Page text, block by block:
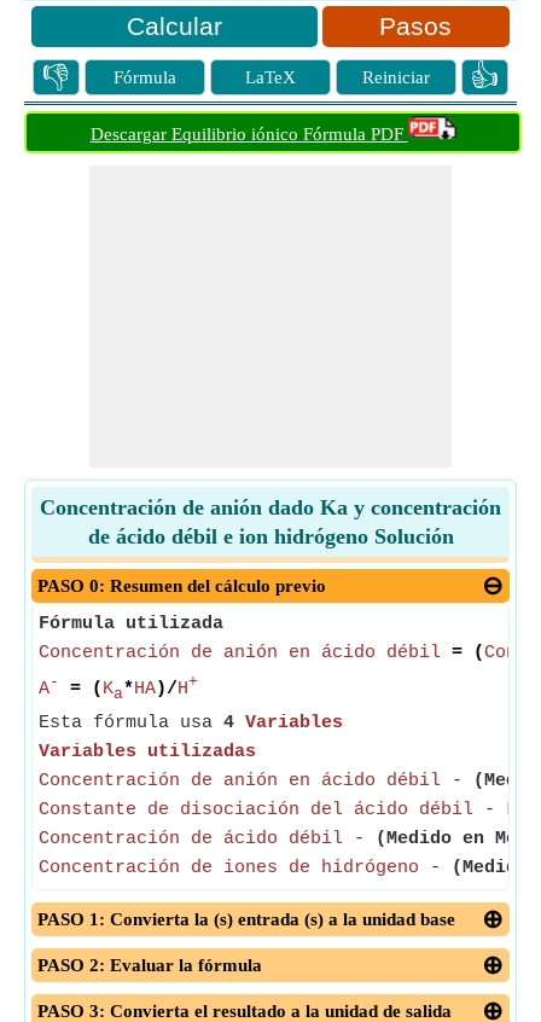
Pasos
👎 Fórmula LaTeX Reiniciar 👍
Descargar Equilibrio iónico Fórmula PDF
Concentración de anión dado Ka y concentración
de ácido débil e ion hidrógeno Solución
PASO 0: Resumen del cálculo previo
Fórmula utilizada
Concentración de anión en ácido débil = (
A- = ( Ka*HA)/H+
Esta fórmula usa 4 Variables
Variables utilizadas
Concentración de anión en ácido débil -
Constante de disociación del ácido débil - La
Concentración de ácido débil -
(Medido en
Concentración de iones de hidrógeno -
PASO 1: Convierta la (s) entrada (s) a la unidad base
PASO 2: Evaluar la fórmula
PASO 3: Convierta el resultado a la unidad de salida